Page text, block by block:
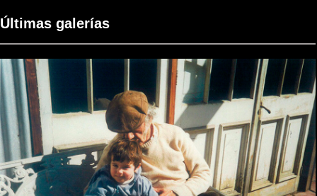
Últimas galerías